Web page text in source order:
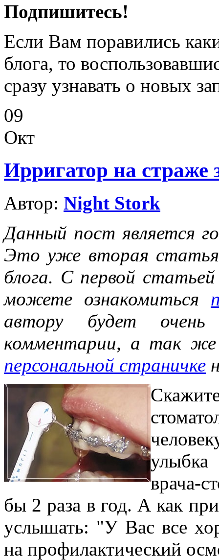
Подпишитесь!
Если Вам поравились
блога, то
сразу узнавать о новых
09
Окт
Ирригатор на страже
Автор: Night Stork
Данный пост является
Это уже вторая статья,
блога. С первой
можете ознакомиться
автору будет
комментарии, а так же
персональной страничке
врача-
бы 2 раза в год. А как
услышать: "У Вас все
на профилактический